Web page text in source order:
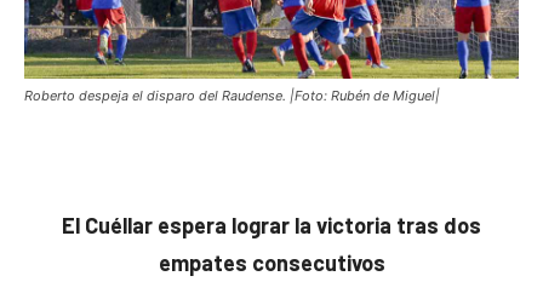
Roberto despeja el disparo del Raudense. |Foto: Rubén de Miguel|
El Cuéllar espera lograr la victoria tras dos
empates consecutivos